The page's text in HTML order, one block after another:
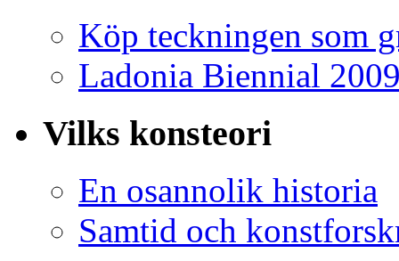
Köp teckningen som
Ladonia Biennial
Vilks konsteori
En osannolik historia
Samtid och